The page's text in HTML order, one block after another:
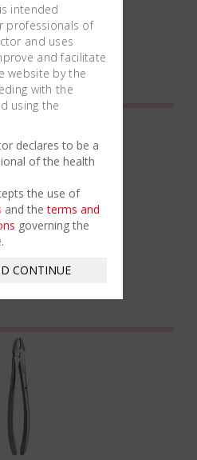
N.147
N. 90
intended
professionals of
and uses
and facilitate
website by the
with the
using the
declares to be a
of the health
the use of
and theterms and
governing the
CONTINUE